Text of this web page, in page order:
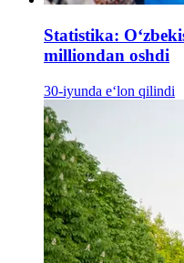
Statistika:
milliondan oshdi
30-iyunda e‘lon qilindi